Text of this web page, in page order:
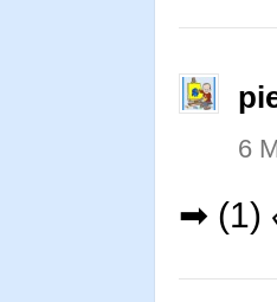
6
➡ (1)